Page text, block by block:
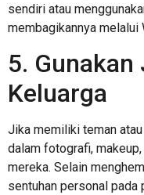
sendiri atau
membagikannya melalui
5. Gunakan
Keluarga
Jika memiliki teman
dalam fotografi,
mereka. Selain
sentuhan personal pada